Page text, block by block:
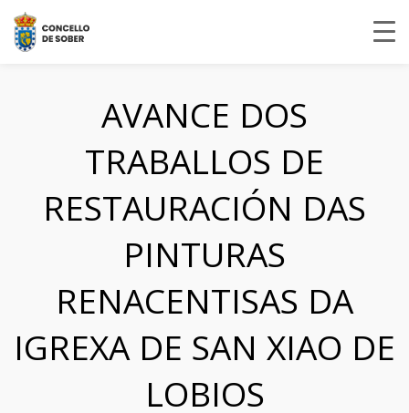
AVANCE DOS
TRABALLOS DE
RESTAURACIÓN DAS
PINTURAS
RENACENTISAS DA
IGREXA DE SAN XIAO DE
LOBIOS